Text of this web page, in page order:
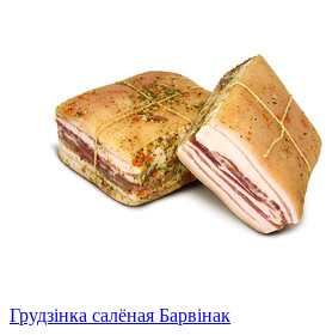
Грудзінка салёная Барвінак